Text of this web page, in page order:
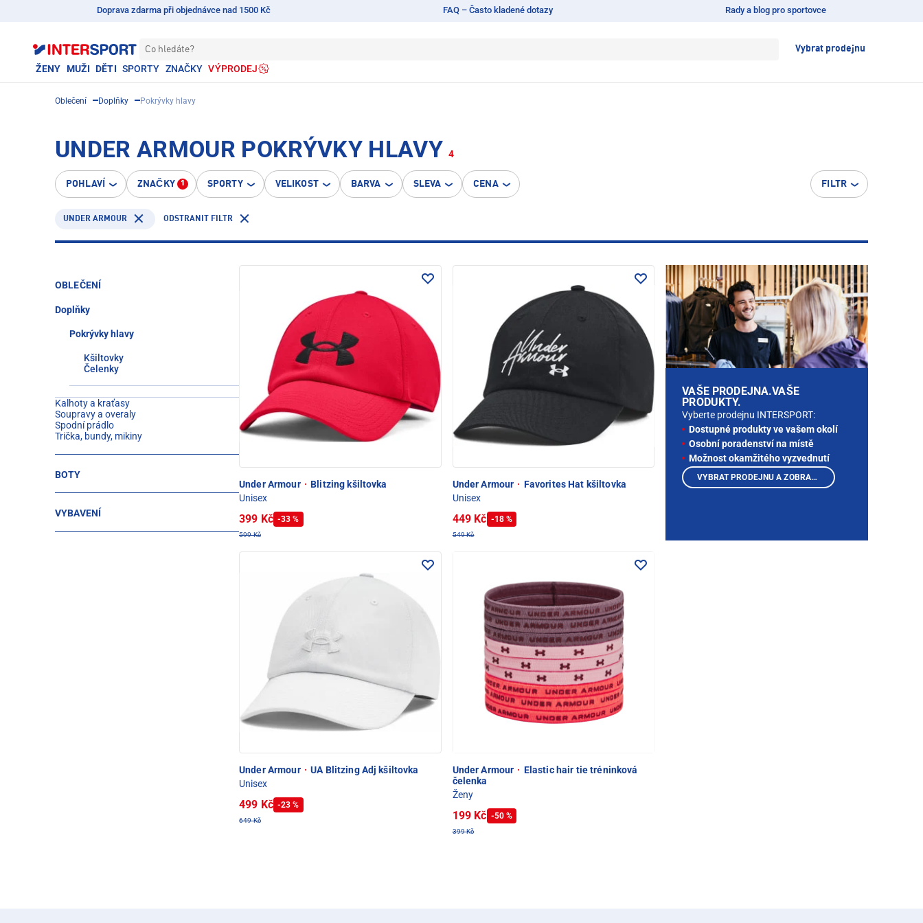
Doprava zdarma při objednávce nad 1500 Kč FAQ – Často kladené dotazy Rady a blog pro sportovce
Co hledáte? Vybrat prodejnu
ŽENY MUŽI DĚTI SPORTY ZNAČKY VÝPRODEJ
Oblečení Doplňky Pokrývky hlavy
UNDER ARMOUR POKRÝVKY HLAVY 4
POHLAVÍ ZNAČKY 1 SPORTY VELIKOST BARVA SLEVA CENA FILTR
UNDER ARMOUR ODSTRANIT FILTR
OBLEČENÍ
Doplňky
Pokrývky hlavy
Kšiltovky
Čelenky
Kalhoty a kraťasy
Soupravy a overaly
Spodní prádlo
Trička, bundy, mikiny
BOTY
VYBAVENÍ
Under Armour · Blitzing kšiltovka
Unisex
399 Kč -33 %
599 Kč
Under Armour · Favorites Hat kšiltovka
Unisex
449 Kč -18 %
549 Kč
Under Armour · UA Blitzing Adj kšiltovka
Unisex
499 Kč -23 %
649 Kč
Under Armour · Elastic hair tie tréninková
čelenka
Ženy
199 Kč -50 %
399 Kč
VAŠE PRODEJNA.VAŠE
PRODUKTY.
Vyberte prodejnu INTERSPORT:
Dostupné produkty ve vašem okolí
Osobní poradenství na místě
Možnost okamžitého vyzvednutí
VYBRAT PRODEJNU A ZOBRAZIT PRODUKTY